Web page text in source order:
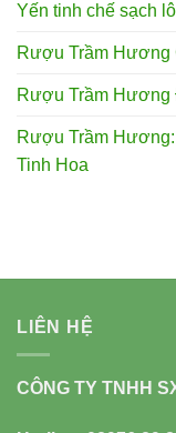
Yến tinh chế sạch
Rượu Trầm Hương
Rượu Trầm Hương
Rượu Trầm
Tinh Hoa
LIÊN HỆ
CÔNG TY TNHH